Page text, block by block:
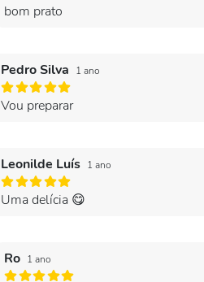
bom prato
Pedro Silva 1 ano
Vou preparar
Leonilde Luís 1 ano
Uma delícia 😋
Ro 1 ano